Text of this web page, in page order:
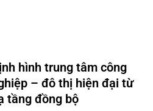
hình trung tâm công
– đô thị hiện đại từ
tầng đồng bộ